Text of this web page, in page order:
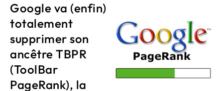
Google va (enfin)
totalement
supprimer son
ancêtre TBPR
(ToolBar
PageRank), la